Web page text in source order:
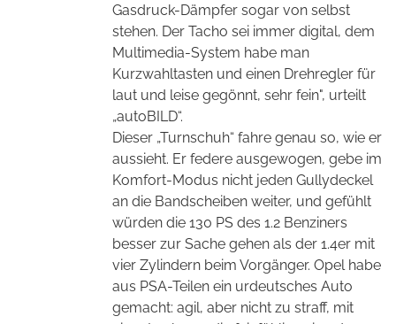
Gasdruck-Dämpfer sogar von selbst
stehen. Der Tacho sei immer digital, dem
Multimedia-System habe man
Kurzwahltasten und einen Drehregler für
laut und leise gegönnt, sehr fein", urteilt
„autoBILD“.
Dieser „Turnschuh“ fahre genau so, wie er
aussieht. Er federe ausgewogen, gebe im
Komfort-Modus nicht jeden Gullydeckel
an die Bandscheiben weiter, und gefühlt
würden die 130 PS des 1.2 Benziners
besser zur Sache gehen als der 1.4er mit
vier Zylindern beim Vorgänger. Opel habe
aus PSA-Teilen ein urdeutsches Auto
gemacht: agil, aber nicht zu straff, mit